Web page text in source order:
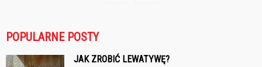
POPULARNE POSTY
JAK ZROBIĆ LEWATYWĘ?